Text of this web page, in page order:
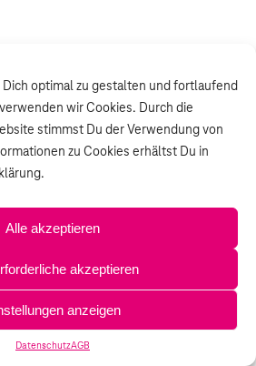
optimal zu gestalten und fortlaufend
wir Cookies. Durch die
stimmst Du der Verwendung von
zu Cookies erhältst Du in
Alle akzeptieren
akzeptieren
anzeigen
DatenschutzAGB